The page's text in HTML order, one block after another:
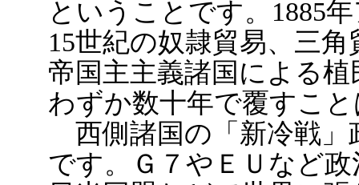
ということです。1885
15世紀の奴隷貿易、三
帝国主主義諸国による
わずか数十年で覆すこ
西側諸国の「新冷戦」
です。Ｇ７やＥＵなど